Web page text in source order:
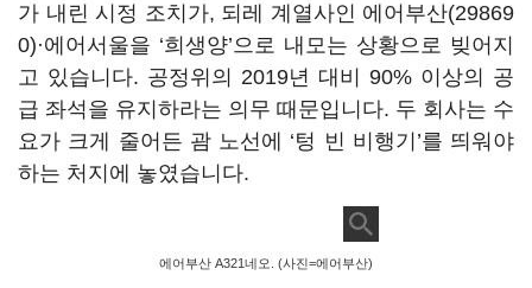
가 내린 시정 조치가, 되레 계열사인 에어부산(29869
0)·에어서울을 ‘희생양’으로 내모는 상황으로 빚어지
고 있습니다. 공정위의 2019년 대비 90% 이상의 공
급 좌석을 유지하라는 의무 때문입니다. 두 회사는 수
요가 크게 줄어든 괌 노선에 ‘텅 빈 비행기’를 띄워야
하는 처지에 놓였습니다.
에어부산 A321네오. (사진=에어부산)